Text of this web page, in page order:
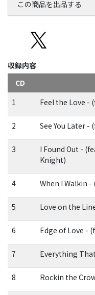
この商品を出品する
収録内容
CD
1
Feel the Love -
2 See You Later -
3
I Found Out -
Knight)
4 When I Walkin
5 Love on the
6 Edge of Love -
7 Everything
8 Rockin the